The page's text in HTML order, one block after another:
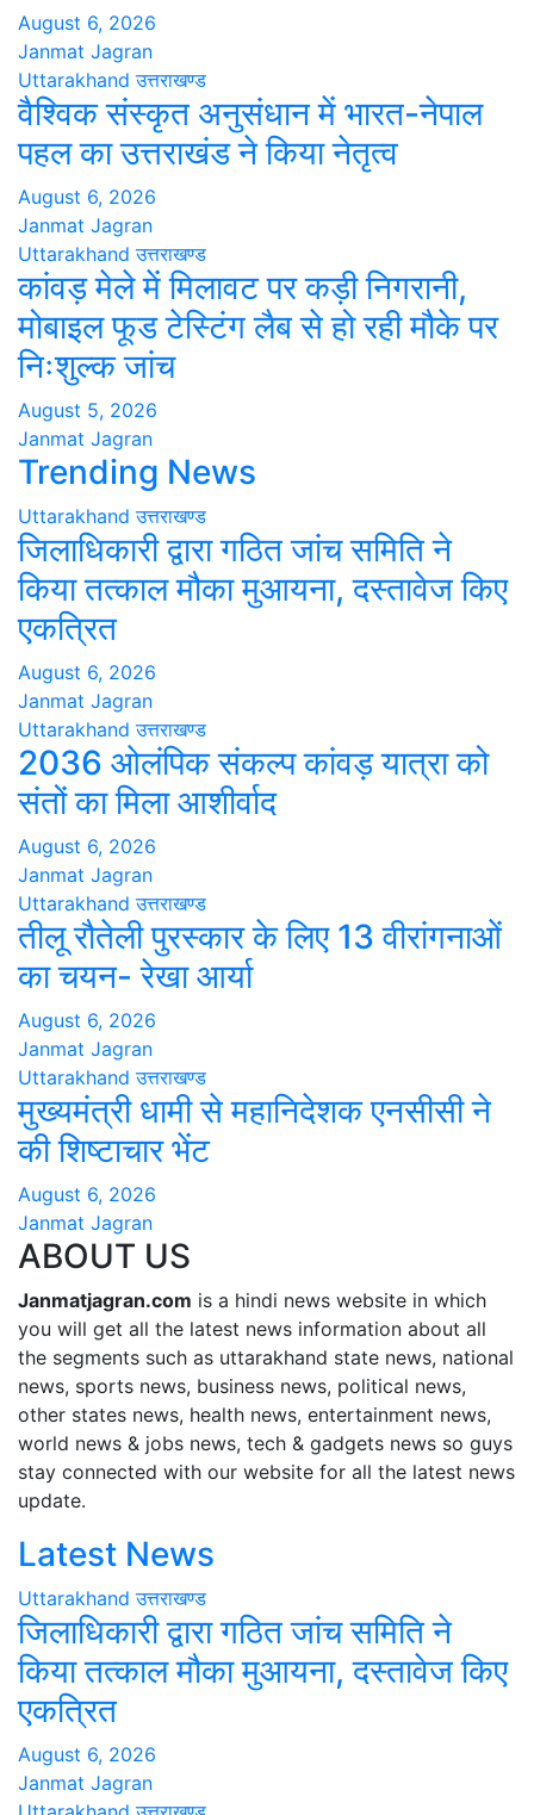
August 6, 2026
Janmat Jagran
Uttarakhand उत्तराखण्ड
वैश्विक संस्कृत अनुसंधान में भारत-नेपाल
पहल का उत्तराखंड ने किया नेतृत्व
August 6, 2026
Janmat Jagran
Uttarakhand उत्तराखण्ड
कांवड़ मेले में मिलावट पर कड़ी निगरानी,
मोबाइल फूड टेस्टिंग लैब से हो रही मौके पर
निःशुल्क जांच
August 5, 2026
Janmat Jagran
Trending News
Uttarakhand उत्तराखण्ड
जिलाधिकारी द्वारा गठित जांच समिति ने
किया तत्काल मौका मुआयना, दस्तावेज किए
एकत्रित
August 6, 2026
Janmat Jagran
Uttarakhand उत्तराखण्ड
2036 ओलंपिक संकल्प कांवड़ यात्रा को
संतों का मिला आशीर्वाद
August 6, 2026
Janmat Jagran
Uttarakhand उत्तराखण्ड
तीलू रौतेली पुरस्कार के लिए 13 वीरांगनाओं
का चयन- रेखा आर्या
August 6, 2026
Janmat Jagran
Uttarakhand उत्तराखण्ड
मुख्यमंत्री धामी से महानिदेशक एनसीसी ने
की शिष्टाचार भेंट
August 6, 2026
Janmat Jagran
ABOUT US
Janmatjagran.com is a hindi news website in which
you will get all the latest news information about all
the segments such as uttarakhand state news, national
news, sports news, business news, political news,
other states news, health news, entertainment news,
world news & jobs news, tech & gadgets news so guys
stay connected with our website for all the latest news
update.
Latest News
Uttarakhand उत्तराखण्ड
जिलाधिकारी द्वारा गठित जांच समिति ने
किया तत्काल मौका मुआयना, दस्तावेज किए
एकत्रित
August 6, 2026
Janmat Jagran